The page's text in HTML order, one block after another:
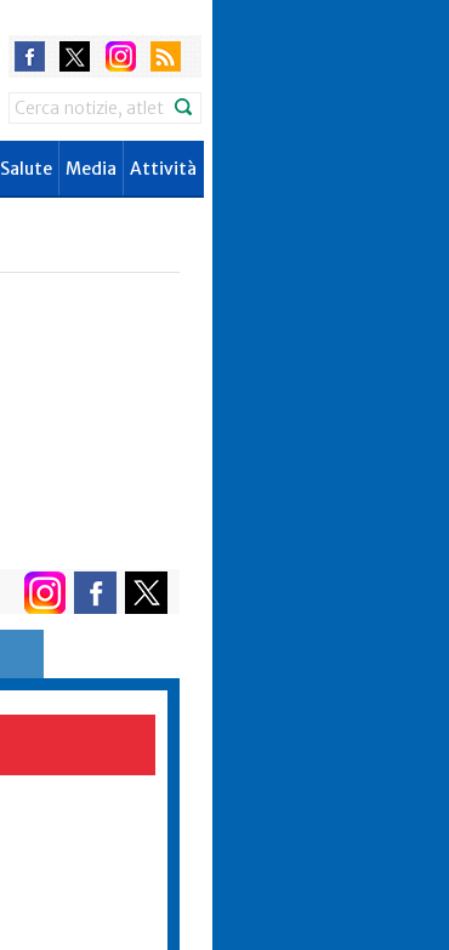
Search
Salute Media Attività